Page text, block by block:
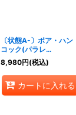
〔状態A-〕ボア・ハン
コック(パラレ
ル/illust:lack)【SR/P】
{OP16-032}
8,980円(税込)
カートに入れる